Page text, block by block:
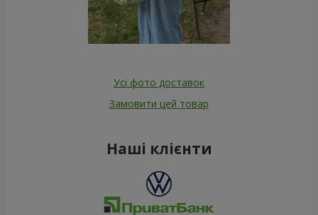
Усі фото доставок
Замовити цей товар
Наші клієнти